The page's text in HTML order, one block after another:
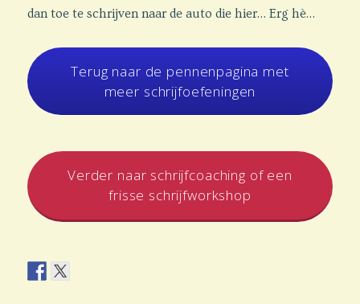
dan toe te schrijven naar de auto die hier… Erg hè…
Terug naar de pennenpagina met
meer schrijfoefeningen
Verder naar schrijfcoaching of een
frisse schrijfworkshop